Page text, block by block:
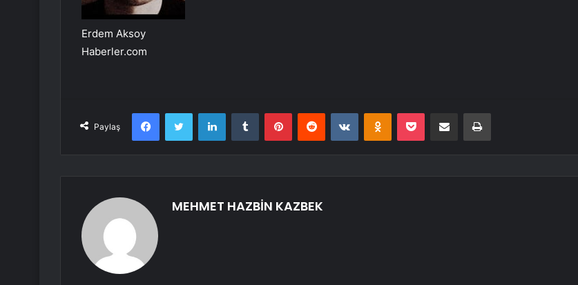
Erdem Aksoy
Haberler.com
Paylaş
FacebookTwitter LinkedInTumblr PinterestReddit VKontakteOdnoklassniki
Pocket E-Posta ile paylaş Yazdır
MEHMET HAZBİN KAZBEK